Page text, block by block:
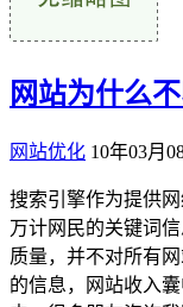
网站为什么
网站优化 10年03月
搜索引擎作为提供
万计网民的关键词
质量，并不对所有
的信息，网站收入